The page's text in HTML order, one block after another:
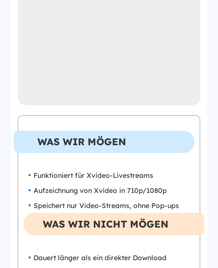
WAS WIR MÖGEN
Funktioniert für Xvideo-Livestreams
Aufzeichnung von Xvideo in 710p/1080p
Speichert nur Video-Streams, ohne Pop-ups
WAS WIR NICHT MÖGEN
Dauert länger als ein direkter Download